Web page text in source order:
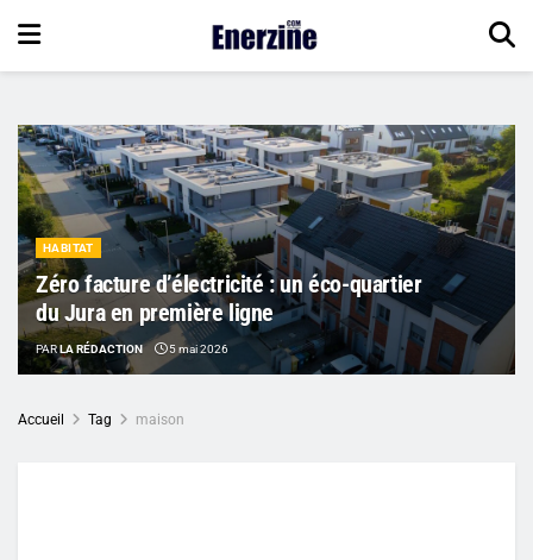
HABITAT
Zéro facture d’électricité : un éco-quartier
du Jura en première ligne
PARLA RÉDACTION 5 mai 2026
Accueil Tag maison